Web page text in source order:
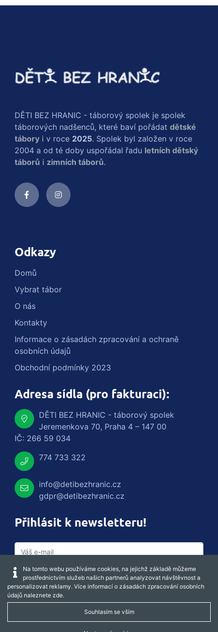
DĚTI BEZ HRANIC - táborový spolek je spolek
táborových nadšenců, které baví pořádat dětské
tábory i v roce 2025. Spolek byl založen v roce
2004 a od té doby uspořádal řadu letních dětský
táborů i zimních táborů.
Odkazy
Domů
Vybrat tábor
O nás
Kontakty
Informace o zásadách zpracování a ochraně
osobních údajů
Obchodní podmínky 2023
Adresa sídla (pro fakturaci):
DĚTI BEZ HRANIC - táborový spolek
Jeremenkova 70, Praha 4 – 147 00
IČ: 266 59 034
774 733 322
info@detibezhranic.cz
gdpr@detibezhranic.cz
Přihlásit k newsletteru!
Captcha obnovit
Na tomto webu používáme cookies, na jejichž základě můžeme
prostřednictvím služeb našich partnerů analyzovat návštěvnost a
personalizovat reklamy. Více informací o zásadách zpracování osobních
údajů naleznete zde.
Souhlasím se vším